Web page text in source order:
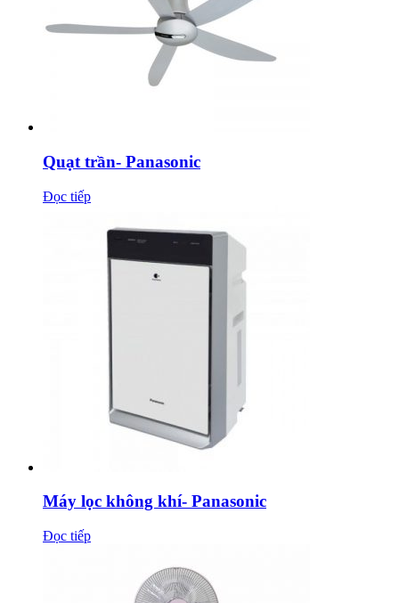
Quạt trần- Panasonic
Đọc tiếp
Máy lọc không khí- Panasonic
Đọc tiếp